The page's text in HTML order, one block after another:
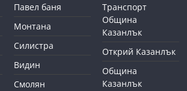
Павел баня
Монтана
Силистра
Видин
Смолян
Транспорт
Община
Казанлък
Открий Казанлък
Община
Казанлък